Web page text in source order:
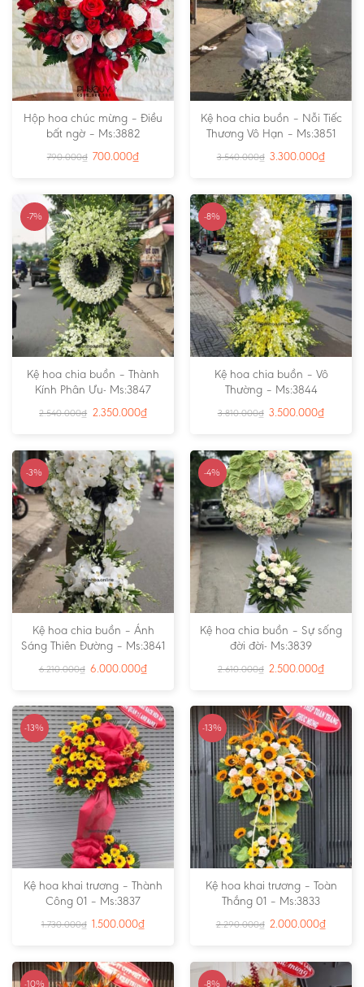
Hộp hoa chúc mừng – Điều
bất ngờ – Ms:3882
790.000₫ 700.000₫
Kệ hoa chia buồn – Nỗi Tiếc
Thương Vô Hạn – Ms:3851
3.540.000₫ 3.300.000₫
-7%
Kệ hoa chia buồn – Thành
Kính Phân Ưu- Ms:3847
2.540.000₫ 2.350.000₫
-8%
Kệ hoa chia buồn – Vô
Thường – Ms:3844
3.810.000₫ 3.500.000₫
-3%
Kệ hoa chia buồn – Ánh
Sáng Thiên Đường – Ms:3841
6.210.000₫ 6.000.000₫
-4%
Kệ hoa chia buồn – Sự sống
đời đời- Ms:3839
2.610.000₫ 2.500.000₫
-13%
Kệ hoa khai trương – Thành
Công 01 – Ms:3837
1.730.000₫ 1.500.000₫
-13%
Kệ hoa khai trương – Toàn
Thắng 01 – Ms:3833
2.290.000₫ 2.000.000₫
-10% -8%